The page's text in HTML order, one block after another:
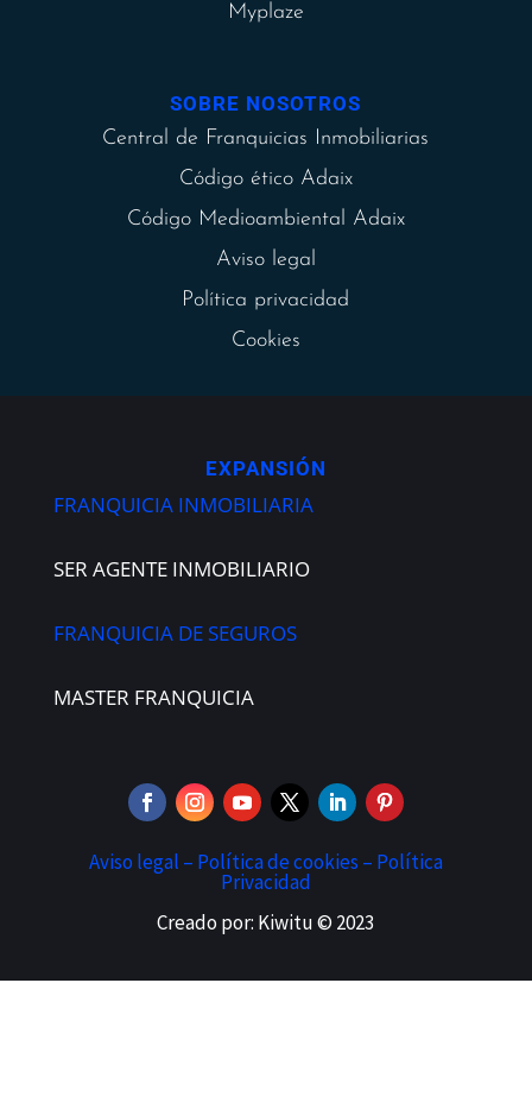
Myplaze
SOBRE NOSOTROS
Central de Franquicias Inmobiliarias
Código ético Adaix
Código Medioambiental Adaix
Aviso legal
Política privacidad
Cookies
EXPANSIÓN
FRANQUICIA INMOBILIARIA
SER AGENTE INMOBILIARIO
FRANQUICIA DE SEGUROS
MASTER FRANQUICIA
Aviso legal – Política de cookies – Política
Privacidad
Creado por: Kiwitu © 2023